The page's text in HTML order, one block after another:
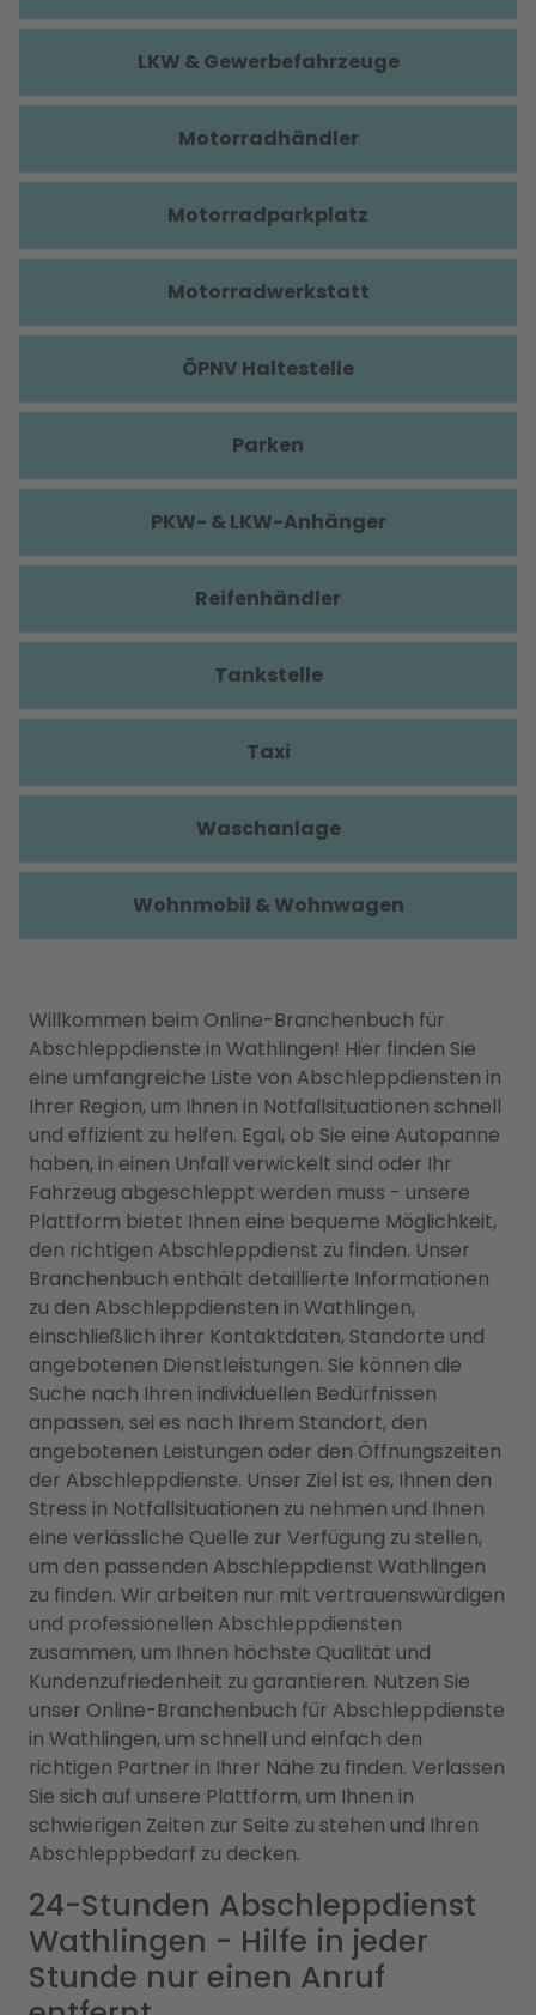
Willkommen beim Online-Branchenbuch für
Abschleppdienste in Wathlingen! Hier finden Sie
eine umfangreiche Liste von Abschleppdiensten in
Ihrer Region, um Ihnen in Notfallsituationen schnell
und effizient zu helfen. Egal, ob Sie eine Autopanne
haben, in einen Unfall verwickelt sind oder Ihr
Fahrzeug abgeschleppt werden muss - unsere
Plattform bietet Ihnen eine bequeme Möglichkeit,
den richtigen Abschleppdienst zu finden. Unser
Branchenbuch enthält detaillierte Informationen
zu den Abschleppdiensten in Wathlingen,
einschließlich ihrer Kontaktdaten, Standorte und
angebotenen Dienstleistungen. Sie können die
Suche nach Ihren individuellen Bedürfnissen
anpassen, sei es nach Ihrem Standort, den
angebotenen Leistungen oder den Öffnungszeiten
der Abschleppdienste. Unser Ziel ist es, Ihnen den
Stress in Notfallsituationen zu nehmen und Ihnen
eine verlässliche Quelle zur Verfügung zu stellen,
um den passenden Abschleppdienst Wathlingen
zu finden. Wir arbeiten nur mit vertrauenswürdigen
und professionellen Abschleppdiensten
zusammen, um Ihnen höchste Qualität und
Kundenzufriedenheit zu garantieren. Nutzen Sie
unser Online-Branchenbuch für Abschleppdienste
in Wathlingen, um schnell und einfach den
richtigen Partner in Ihrer Nähe zu finden. Verlassen
Sie sich auf unsere Plattform, um Ihnen in
schwierigen Zeiten zur Seite zu stehen und Ihren
Abschleppbedarf zu decken.
24-Stunden Abschleppdienst
Wathlingen - Hilfe in jeder
Stunde nur einen Anruf
LKW & Gewerbefahrzeuge
Motorradhändler
Motorradparkplatz
Motorradwerkstatt
ÖPNV Haltestelle
Parken
PKW- & LKW-Anhänger
Reifenhändler
Tankstelle
Taxi
Waschanlage
Wohnmobil & Wohnwagen